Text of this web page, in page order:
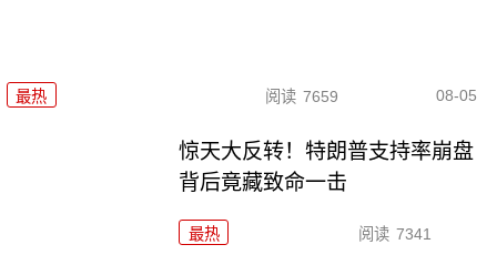
最热 阅读 7659 08-05
惊天大反转！特朗普支持率崩盘
背后竟藏致命一击
最热 阅读 7341